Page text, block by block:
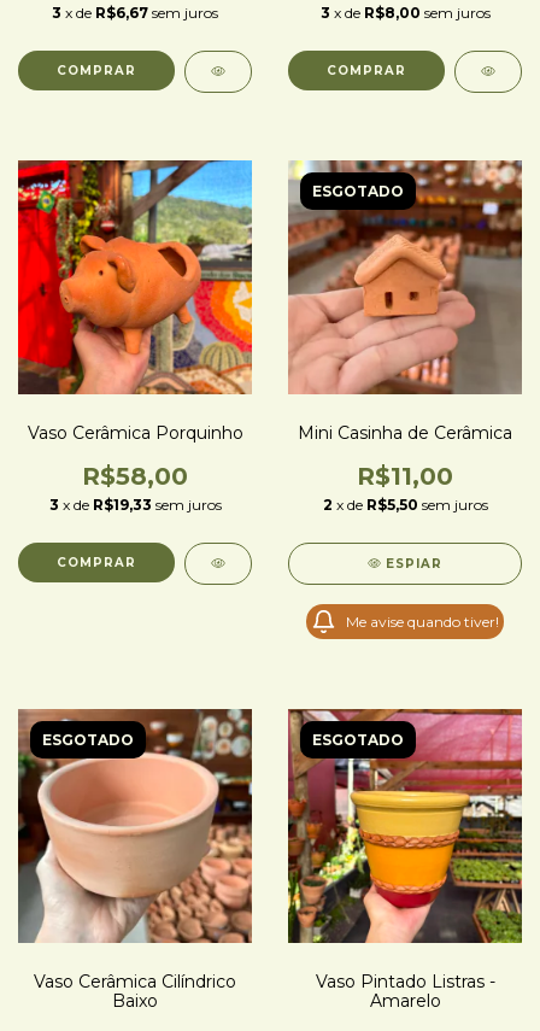
3 x de R$6,67 sem juros 3 x de R$8,00 sem juros
Vaso Cerâmica Porquinho
R$58,00
3 x de R$19,33 sem juros
ESGOTADO
Mini Casinha de Cerâmica
R$11,00
2 x de R$5,50 sem juros
ESPIAR
Me avise quando tiver!
ESGOTADO
Vaso Cerâmica Cilíndrico
Baixo
ESGOTADO
Vaso Pintado Listras -
Amarelo